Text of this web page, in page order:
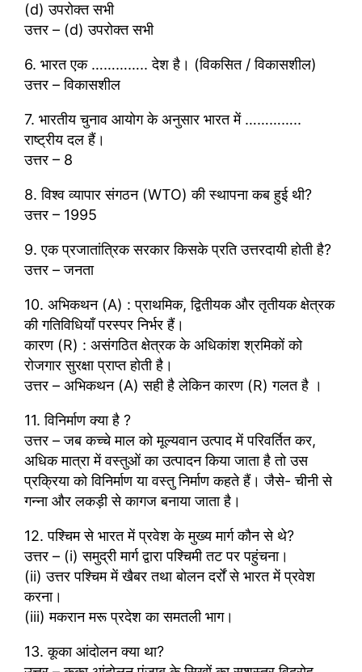
(d) उपरोक्त सभी
उत्तर – (d) उपरोक्त सभी
6. भारत एक ………….. देश है। (विकसित / विकासशील)
उत्तर – विकासशील
7. भारतीय चुनाव आयोग के अनुसार भारत में …………..
राष्ट्रीय दल हैं।
उत्तर – 8
8. विश्व व्यापार संगठन (WTO) की स्थापना कब हुई थी?
उत्तर – 1995
9. एक प्रजातांत्रिक सरकार किसके प्रति उत्तरदायी होती है?
उत्तर – जनता
10. अभिकथन (A) : प्राथमिक, द्वितीयक और तृतीयक क्षेत्रक
की गतिविधियाँ परस्पर निर्भर हैं।
कारण (R) : असंगठित क्षेत्रक के अधिकांश श्रमिकों को
रोजगार सुरक्षा प्राप्त होती है।
उत्तर – अभिकथन (A) सही है लेकिन कारण (R) गलत है ।
11. विनिर्माण क्या है ?
उत्तर – जब कच्चे माल को मूल्यवान उत्पाद में परिवर्तित कर,
अधिक मात्रा में वस्तुओं का उत्पादन किया जाता है तो उस
प्रक्रिया को विनिर्माण या वस्तु निर्माण कहते हैं। जैसे- चीनी से
गन्ना और लकड़ी से कागज बनाया जाता है।
12. पश्चिम से भारत में प्रवेश के मुख्य मार्ग कौन से थे?
उत्तर – (i) समुद्री मार्ग द्वारा पश्चिमी तट पर पहुंचना।
(ii) उत्तर पश्चिम में खैबर तथा बोलन दर्रों से भारत में प्रवेश
करना।
(iii) मकरान मरू प्रदेश का समतली भाग।
13. कूका आंदोलन क्या था?